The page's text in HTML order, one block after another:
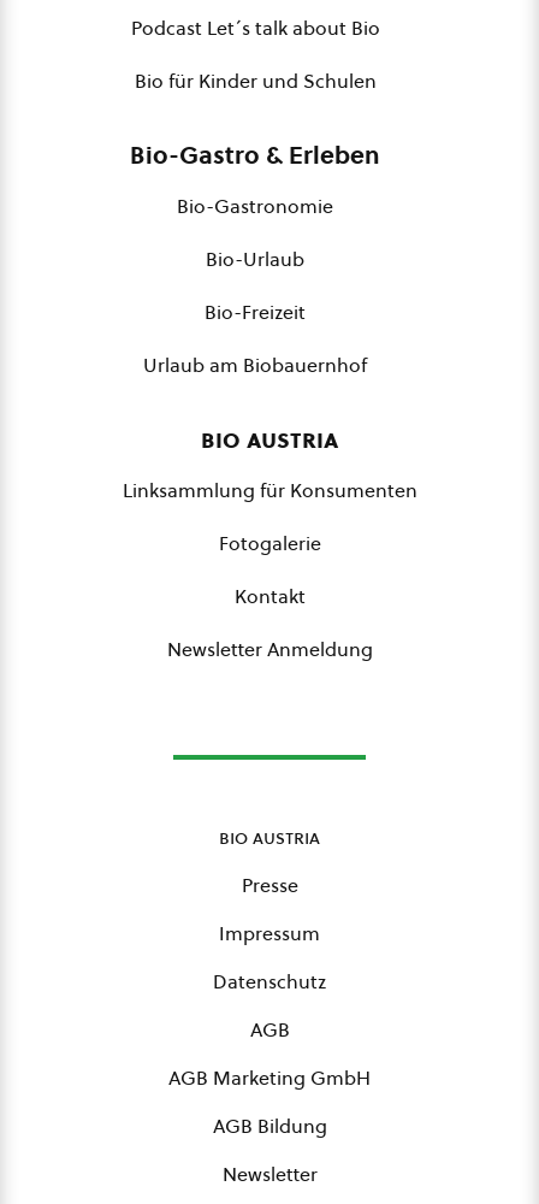
Podcast Let´s talk about Bio
Bio für Kinder und Schulen
Bio-Gastro & Erleben
Bio-Gastronomie
Bio-Urlaub
Bio-Freizeit
Urlaub am Biobauernhof
bio austria
Linksammlung für Konsumenten
Fotogalerie
Kontakt
Newsletter Anmeldung
bio austria
Presse
Impressum
Datenschutz
AGB
AGB Marketing GmbH
AGB Bildung
Newsletter